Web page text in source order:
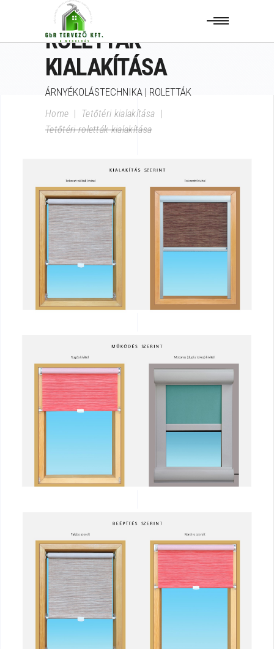
TETŐTÉRI
ROLETTÁK
KIALAKÍTÁSA
ÁRNYÉKOLÁSTECHNIKA | ROLETTÁK
Home | Tetőtéri kialakítása |
Tetőtéri roletták kialakítása